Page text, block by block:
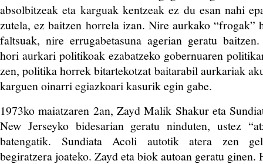
absolbitzeak eta karguak kentzeak ez du esan nahi
zutela, ez baitzen horrela izan. Nire aurkako “frogak”
faltsuak, nire errugabetasuna agerian geratu
hori aurkari politikoak ezabatzeko gobernuaren
zen, politika horrek bitartekotzat baitarabilaurkariak
karguen oinarri egiazkoari kasurik egin gabe.
1973ko maiatzaren 2an, Zayd Malik Shakur eta
New Jerseyko bidesarian geratu ninduten, ustez
batengatik. Sundiata Acoli autotik atera zen
begiratzera joateko. Zayd eta biok autoan geratu ginen.